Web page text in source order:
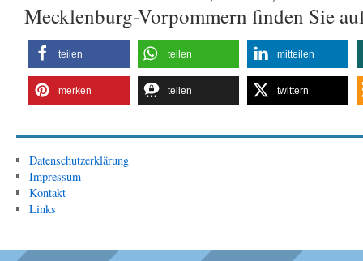
Mecklenburg-Vorpommern finden Sie
teilen teilen mitteilen
merken teilen twittern
Datenschutzerklärung
Impressum
Kontakt
Links